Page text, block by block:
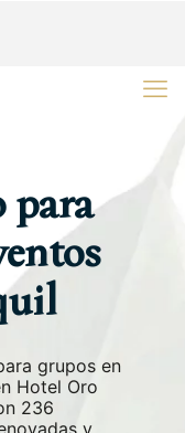
grupos en
Hotel Oro
236
y